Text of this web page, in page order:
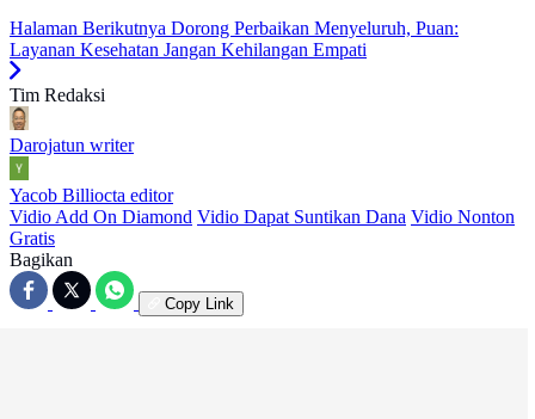
Halaman Berikutnya Dorong Perbaikan Menyeluruh, Puan:
Layanan Kesehatan Jangan Kehilangan Empati
Tim Redaksi
Darojatun writer
Yacob Billiocta editor
Vidio Add On Diamond Vidio Dapat Suntikan Dana Vidio Nonton
Gratis
Bagikan
Copy Link